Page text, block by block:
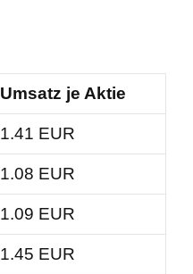
Umsatz je Aktie
1.41 EUR
1.08 EUR
1.09 EUR
1.45 EUR